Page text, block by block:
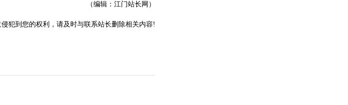
（编辑：江门站长网）
犯到您的权利，请及时与联系站长删除相关内容!